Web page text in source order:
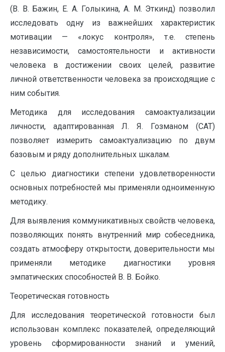
(В. В. Бажин, Е. А. Голыкина, А. М. Эткинд) позволил
исследовать одну из важнейших характеристик
мотивации — «локус контроля», т.е. степень
независимости, самостоятельности и активности
человека в достижении своих целей, развитие
личной ответственности человека за происходящие с
ним события.
Методика для исследования самоактуализации
личности, адаптированная Л. Я. Гозманом (САТ)
позволяет измерить самоактуализацию по двум
базовым и ряду дополнительных шкалам.
С целью диагностики степени удовлетворенности
основных потребностей мы применяли одноименную
методику.
Для выявления коммуникативных свойств человека,
позволяющих понять внутренний мир собеседника,
создать атмосферу открытости, доверительности мы
применяли методикe диагностики уровня
эмпатических способностей В. В. Бойко.
Теоретическая готовность
Для исследования теоретической готовности был
использован комплекс показателей, определяющий
уровень сформированности знаний и умений,